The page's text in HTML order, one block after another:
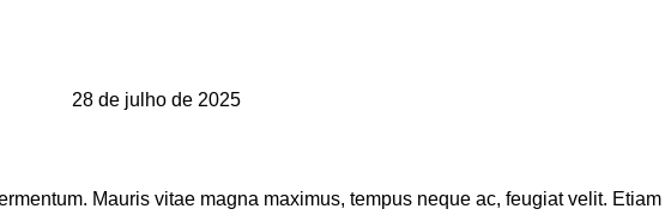
28 de julho de 2025
Mauris vitae magna maximus, tempus neque ac, feugiat velit. Etiam